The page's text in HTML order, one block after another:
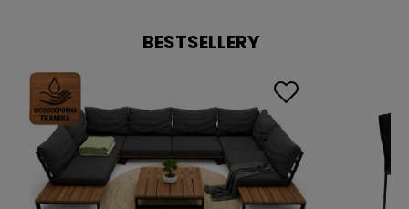
BESTSELLERY